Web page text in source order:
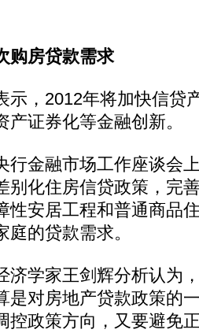
购房贷款需求
，2012年将加快信贷
证券化等金融创新。
金融市场工作座谈会
别化住房信贷政策，完
性安居工程和普通商品
的贷款需求。
学家王剑辉分析认为
是对房地产贷款政策的
控政策方向，又要避免